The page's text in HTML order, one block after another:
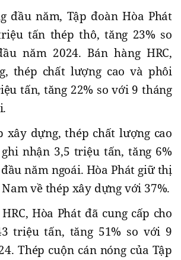
đầu năm, Tập đoàn Hòa Phát
tấn thép thô, tăng 23% so
năm 2024. Bán hàng HRC,
thép chất lượng cao và phôi
tấn, tăng 22% so với 9 tháng
xây dựng, thép chất lượng cao
nhận 3,5 triệu tấn, tăng 6%
năm ngoái. Hòa Phát giữ thị
về thép xây dựng với 37%.
Hòa Phát đã cung cấp cho
triệu tấn, tăng 51% so với 9
Thép cuộn cán nóng của Tập